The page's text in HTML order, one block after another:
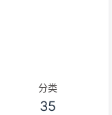
分类
35